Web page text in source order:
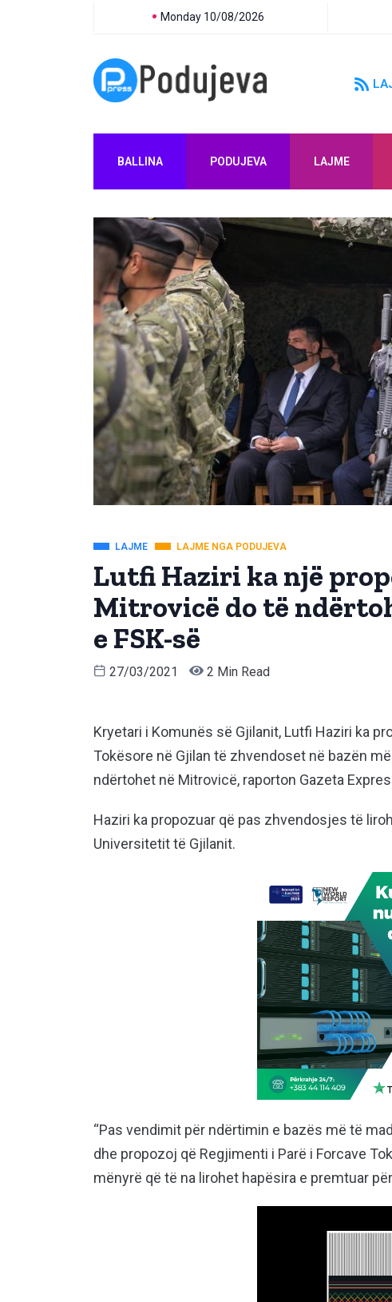
Monday 10/08/2026
BALLINA PODUJEVA LAJME
LAJME LAJME NGA PODUJEVA
Lutfi Haziri ka një
Mitrovicë do të
e FSK-së
27/03/2021 2 Min Read
Kryetari i Komunës së Gjilanit, Lutfi Haziri ka
Tokësore në Gjilan të zhvendoset në bazën
ndërtohet në Mitrovicë, raporton Gazeta
Haziri ka propozuar që pas zhvendosjes të
Universitetit të Gjilanit.
“Pas vendimit për ndërtimin e bazës më të
dhe propozoj që Regjimenti i Parë i Forcave
mënyrë që të na lirohet hapësira e premtuar